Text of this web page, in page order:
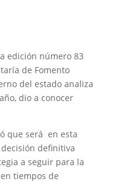
edición número 83
de Fomento
del estado analiza
dio a conocer
que será en esta
definitiva
a seguir para la
tiempos de